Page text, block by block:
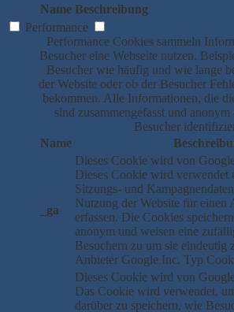
Name Beschreibung
Performance
Performance Cookies sammeln
Besucher eine Webseite nutzen.
Besucher wie häufig und wie lange
der Website oder ob der Besucher
bekommen. Alle Informationen, die
sind zusammengefasst und
Besucher
Name
_ga
Dieses Cookie wird von
Dieses Cookie wird verwendet
Sitzungs- und
Nutzung der Website für einen
erfassen. Die Cookies
anonym und weisen eine
Besuchern zu um sie eindeutig
Anbieter Google Inc. Typ
Dieses Cookie wird von
Das Cookie wird verwendet,
darüber zu speichern, wie